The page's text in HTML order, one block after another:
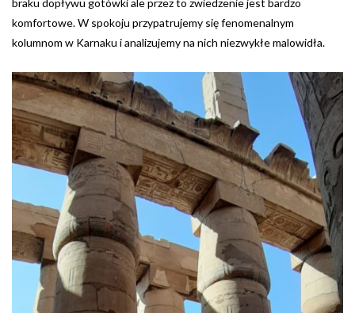
komfortowe. W spokoju przypatrujemy się fenomenalnym
kolumnom w Karnaku i analizujemy na nich niezwykłe malowidła.